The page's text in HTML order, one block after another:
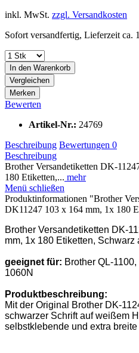
inkl. MwSt. zzgl. Versandkosten
Sofort versandfertig, Lieferzeit ca.
In den Warenkorb
Vergleichen
Merken
Bewerten
Artikel-Nr.: 24769
Beschreibung Bewertungen 0
Beschreibung
Brother Versandetiketten DK-
180 Etiketten,... mehr
Menü schließen
Produktinformationen "Brother
DK11247 103 x 164 mm, 1x 180
Brother Versandetiketten DK-
mm, 1x 180 Etiketten, Schwarz
geeignet für: Brother QL-
1060N
Produktbeschreibung:
Mit der Original Brother DK-
schwarzer Schrift auf weißem
selbstklebende und extra